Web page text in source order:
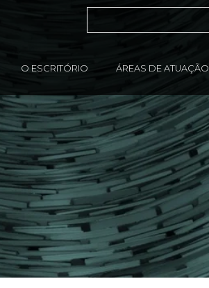
O ESCRITÓRIO ÁREAS DE ATUAÇÃO